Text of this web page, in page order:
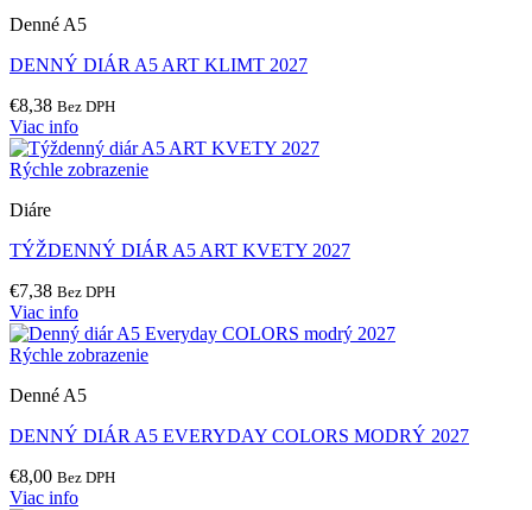
Denné A5
DENNÝ DIÁR A5 ART KLIMT 2027
€8,38 Bez DPH
Viac info
Rýchle zobrazenie
Diáre
TÝŽDENNÝ DIÁR A5 ART KVETY 2027
€7,38 Bez DPH
Viac info
Rýchle zobrazenie
Denné A5
DENNÝ DIÁR A5 EVERYDAY COLORS MODRÝ 2027
€8,00 Bez DPH
Viac info